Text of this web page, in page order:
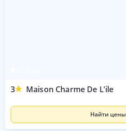
3 Maison Charme De L'ile
Найти цены